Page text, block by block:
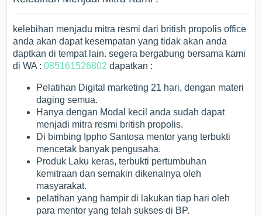
kelebihan menjadu mitra resmi dari british propolis office
anda akan dapat kesempatan yang tidak akan anda
daptkan di tempat lain. segera bergabung bersama kami
di WA :085161526802 dapatkan :
Pelatihan Digital marketing 21 hari, dengan materi
daging semua.
Hanya dengan Modal kecil anda sudah dapat
menjadi mitra resmi british propolis.
Di bimbing Ippho Santosa mentor yang terbukti
mencetak banyak pengusaha.
Produk Laku keras, terbukti pertumbuhan
kemitraan dan semakin dikenalnya oleh
masyarakat.
pelatihan yang hampir di lakukan tiap hari oleh
para mentor yang telah sukses di BP.